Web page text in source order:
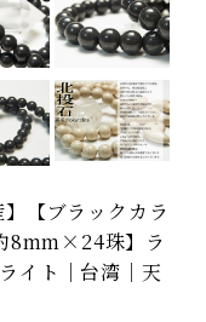
【ブラックカラ
8mm×24珠】ラ
イト｜台湾｜天